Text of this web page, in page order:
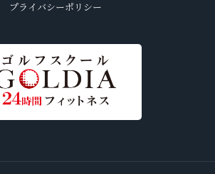
プライバシーポリシー